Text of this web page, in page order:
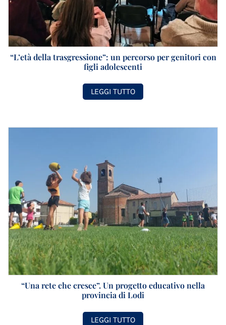
“L’età della trasgressione”: un percorso per genitori con
figli adolescenti
LEGGI TUTTO
“Una rete che cresce”. Un progetto educativo nella
provincia di Lodi
LEGGI TUTTO